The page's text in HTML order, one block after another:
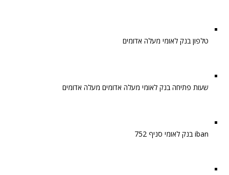
טלפון בנק לאומי מעלה אדומים
שעות פתיחה בנק לאומי מעלה אדומים מעלה אדומים
iban בנק לאומי סניף 752